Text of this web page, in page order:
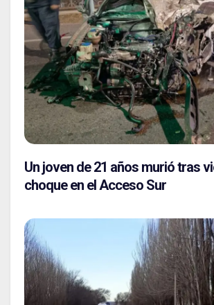
Un joven de 21 años murió tras
choque en el Acceso Sur